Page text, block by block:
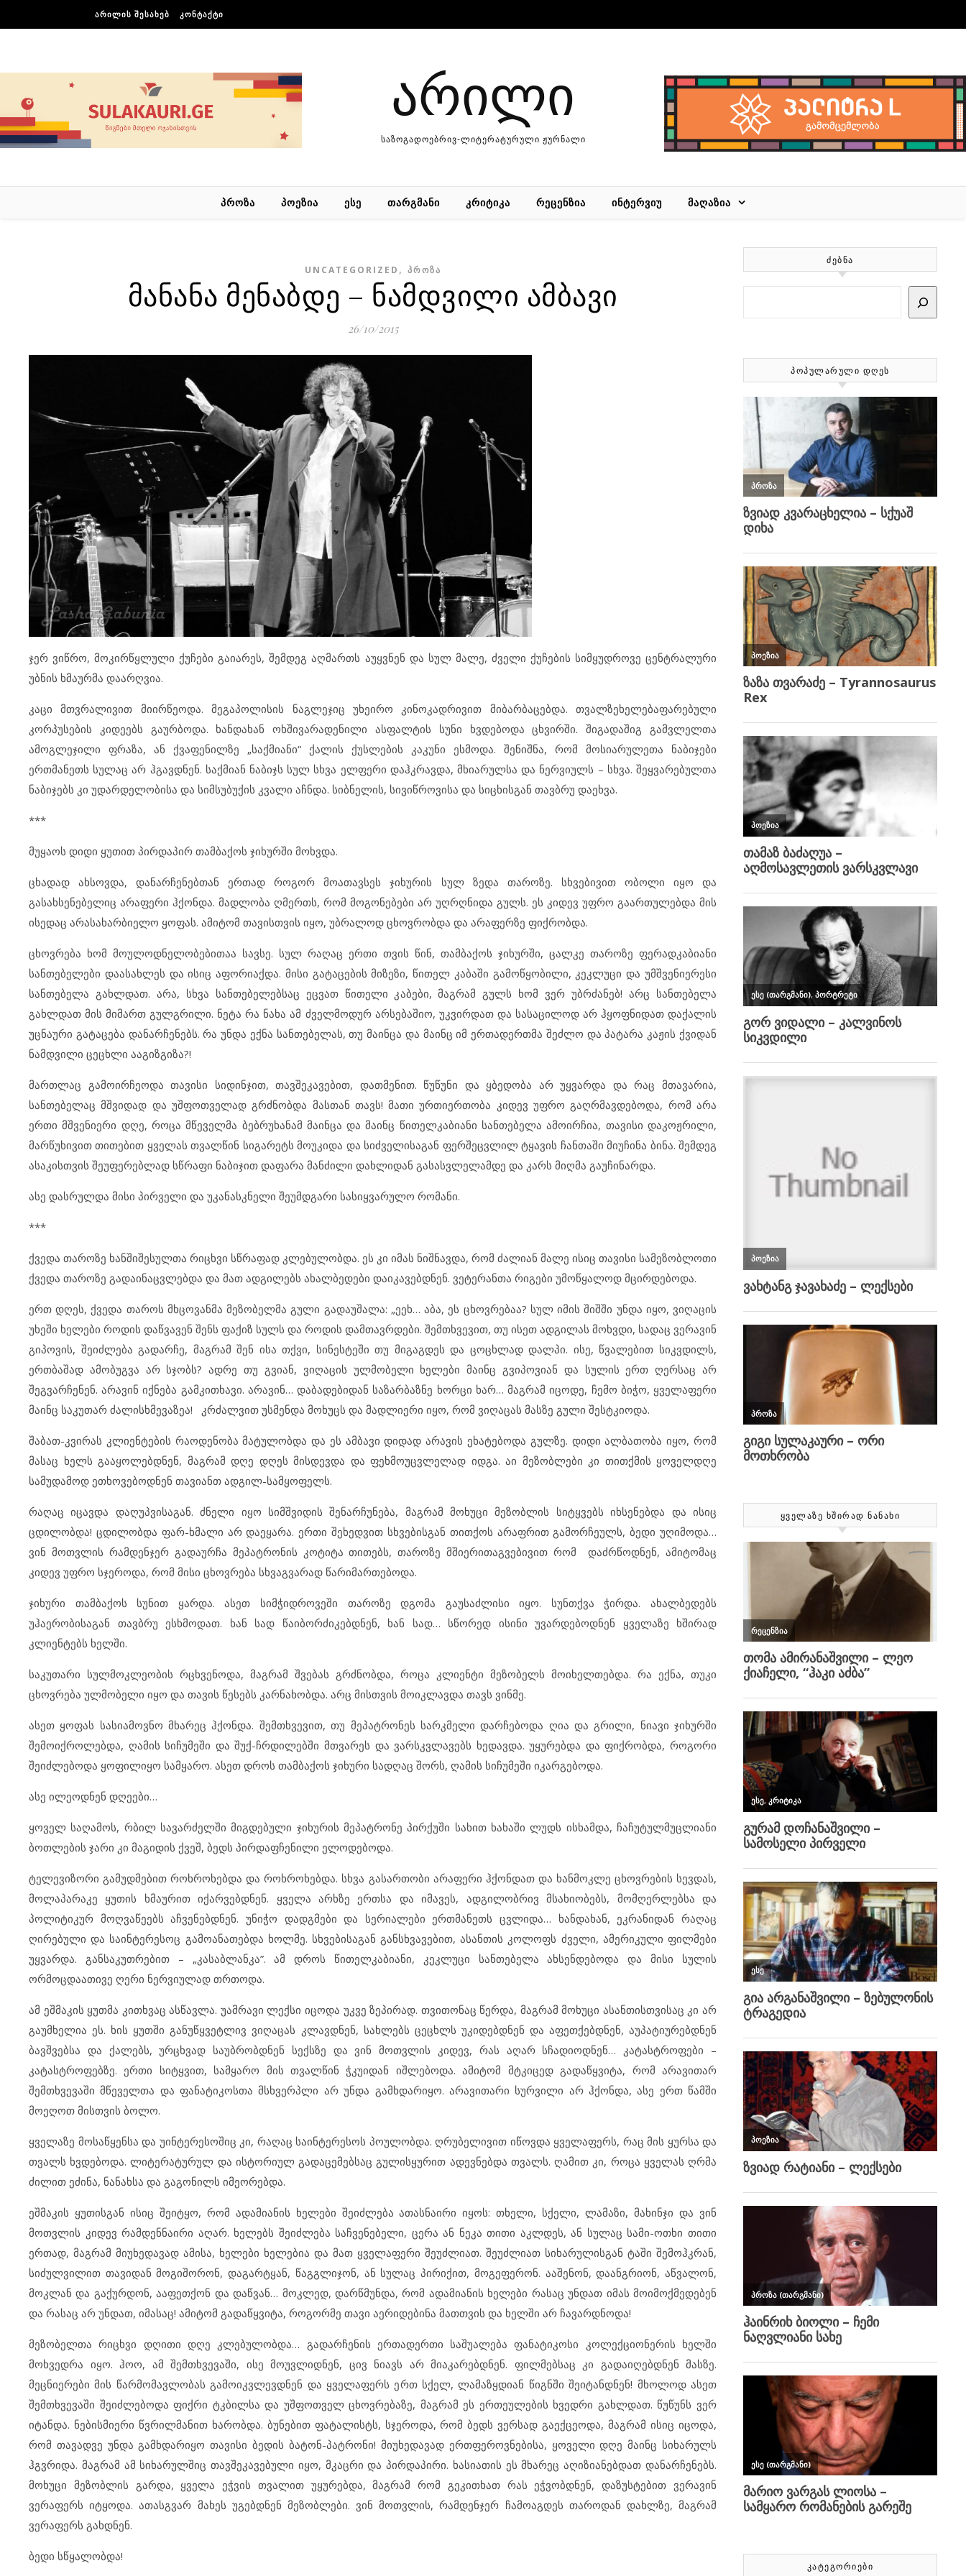
ᲐᲠᲘᲚᲘᲡ ᲨᲔᲡᲐᲮᲔᲑ ᲙᲝᲜᲢᲐᲥᲢᲘ
არილი
საზოგადოებრივ-ლიტერატურული ჟურნალი
ᲞᲠᲝᲖᲐ ᲞᲝᲔᲖᲘᲐ ᲔᲡᲔ ᲗᲐᲠᲒᲛᲐᲜᲘ ᲙᲠᲘᲢᲘᲙᲐ ᲠᲔᲪᲔᲜᲖᲘᲐ ᲘᲜᲢᲔᲠᲕᲘᲣ ᲛᲐᲦᲐᲖᲘᲐ
UNCATEGORIZED , ᲞᲠᲝᲖᲐ
მანანა მენაბდე – ნამდვილი ამბავი
26/10/2015
ჯერ ვიწრო, მოკირწყლული ქუჩები გაიარეს, შემდეგ აღმართს აუყვნენ და სულ მალე, ძველი ქუჩების სიმყუდროვე ცენტრალური
უბნის ხმაურმა დაარღვია.
კაცი მთვრალივით მიირწეოდა. მეგაპოლისის ნაგლეჯიც უხეირო კინოკადრივით მიბარბაცებდა. თვალზეხელებაფარებული
კორპუსების კიდეებს გაურბოდა. ხანდახან ოხშივარადენილი ასფალტის სუნი ხვდებოდა ცხვირში. შიგადაშიგ გამვლელთა
ამოგლეჯილი ფრაზა, ან ქვაფენილზე „საქმიანი“ ქალის ქუსლების კაკუნი ესმოდა. შენიშნა, რომ მოსიარულეთა ნაბიჯები
ერთმანეთს სულაც არ ჰგავდნენ. საქმიან ნაბიჯს სულ სხვა ელფერი დაჰკრავდა, მხიარულსა და ნერვიულს – სხვა. შეყვარებულთა
ნაბიჯებს კი უდარდელობისა და სიმსუბუქის კვალი აჩნდა. სიბნელის, სივიწროვისა და სიცხისგან თავბრუ დაეხვა.
***
მუყაოს დიდი ყუთით პირდაპირ თამბაქოს ჯიხურში მოხვდა.
ცხადად ახსოვდა, დანარჩენებთან ერთად როგორ მოათავსეს ჯიხურის სულ ზედა თაროზე. სხვებივით ობოლი იყო და
გასახსენებელიც არაფერი ჰქონდა. მადლობა ღმერთს, რომ მოგონებები არ უღრღნიდა გულს. ეს კიდევ უფრო გაართულებდა მის
ისედაც არასახარბიელო ყოფას. ამიტომ თავისთვის იყო, უბრალოდ ცხოვრობდა და არაფერზე ფიქრობდა.
ცხოვრება ხომ მოულოდნელობებითაა სავსე. სულ რაღაც ერთი თვის წინ, თამბაქოს ჯიხურში, ცალკე თაროზე ფერადკაბიანი
სანთებელები დაასახლეს და ისიც აფორიაქდა. მისი გატაცების მიზეზი, წითელ კაბაში გამოწყობილი, კეკლუცი და უმშვენიერესი
სანთებელა გახლდათ. არა, სხვა სანთებელებსაც ეცვათ წითელი კაბები, მაგრამ გულს ხომ ვერ უბრძანებ! არც სანთებელა
გახლდათ მის მიმართ გულგრილი. ნეტა რა ნახა ამ ძველმოდურ არსებაშიო, უკვირდათ და სასაცილოდ არ ჰყოფნიდათ დაქალის
უცნაური გატაცება დანარჩენებს. რა უნდა ექნა სანთებელას, თუ მაინცა და მაინც იმ ერთადერთმა შეძლო და პატარა კაჟის ქვიდან
ნამდვილი ცეცხლი ააგიზგიზა?!
მართლაც გამოირჩეოდა თავისი სიდინჯით, თავშეკავებით, დათმენით. წუწუნი და ყბედობა არ უყვარდა და რაც მთავარია,
სანთებელაც მშვიდად და უშფოთველად გრძნობდა მასთან თავს! მათი ურთიერთობა კიდევ უფრო გაღრმავდებოდა, რომ არა
ერთი მშვენიერი დღე, როცა მწეველმა ბებრუხანამ მაინცა და მაინც წითელკაბიანი სანთებელა ამოირჩია, თავისი დაკოჟრილი,
მარწუხივით თითებით ყველას თვალწინ სიგარეტს მოუკიდა და სიძველისაგან ფერშეცვლილ ტყავის ჩანთაში მიუჩინა ბინა. შემდეგ
ასაკისთვის შეუფერებლად სწრაფი ნაბიჯით დაფარა მანძილი დახლიდან გასასვლელამდე და კარს მიღმა გაუჩინარდა.
ასე დასრულდა მისი პირველი და უკანასკნელი შეუმდგარი სასიყვარულო რომანი.
***
ქვედა თაროზე ხანშიშესულთა რიცხვი სწრაფად კლებულობდა. ეს კი იმას ნიშნავდა, რომ ძალიან მალე ისიც თავისი სამეზობლოთი
ქვედა თაროზე გადაინაცვლებდა და მათ ადგილებს ახალბედები დაიკავებდნენ. ვეტერანთა რიგები უმოწყალოდ მცირდებოდა.
ერთ დღეს, ქვედა თაროს მხცოვანმა მეზობელმა გული გადაუშალა: „ეეხ… აბა, ეს ცხოვრებაა? სულ იმის შიშში უნდა იყო, ვიღაცის
უხეში ხელები როდის დაწვავენ შენს ფაქიზ სულს და როდის დამთავრდები. შემთხვევით, თუ ისეთ ადგილას მოხვდი, სადაც ვერავინ
გიპოვის, შეიძლება გადარჩე, მაგრამ შენ ისა თქვი, სინესტეში თუ მიგაგდეს და ცოცხლად დალპი. ისე, წვალებით სიკვდილს,
ერთბაშად ამობუგვა არ სჯობს? ადრე თუ გვიან, ვიღაცის ულმობელი ხელები მაინც გვიპოვიან და სულის ერთ ღერსაც არ
შეგვარჩენენ. არავინ იქნება გამკითხავი. არავინ… დაბადებიდან საზარბაზნე ხორცი ხარ… მაგრამ იცოდე, ჩემო ბიჭო, ყველაფერი
მაინც საკუთარ ძალისხმევაზეა! კრძალვით უსმენდა მოხუცს და მადლიერი იყო, რომ ვიღაცას მასზე გული შესტკიოდა.
შაბათ-კვირას კლიენტების რაოდენობა მატულობდა და ეს ამბავი დიდად არავის ეხატებოდა გულზე. დიდი ალბათობა იყო, რომ
მასაც ხელს გააყოლებდნენ, მაგრამ დღე დღეს მისდევდა და ფეხმოუცვლელად იდგა. აი მეზობლები კი თითქმის ყოველდღე
სამუდამოდ ეთხოვებოდნენ თავიანთ ადგილ-სამყოფელს.
რაღაც იცავდა დაღუპვისაგან. ძნელი იყო სიმშვიდის შენარჩუნება, მაგრამ მოხუცი მეზობლის სიტყვებს იხსენებდა და ისიც
ცდილობდა! ცდილობდა ფარ-ხმალი არ დაეყარა. ერთი შეხედვით სხვებისგან თითქოს არაფრით გამორჩეულს, ბედი უღიმოდა…
ვინ მოთვლის რამდენჯერ გადაურჩა მეპატრონის კოტიტა თითებს, თაროზე მშიერითაგვებივით რომ დაძრწოდნენ, ამიტომაც
კიდევ უფრო სჯეროდა, რომ მისი ცხოვრება სხვაგვარად წარიმართებოდა.
ჯიხური თამბაქოს სუნით ყარდა. ასეთ სიმჭიდროვეში თაროზე დგომა გაუსაძლისი იყო. სუნთქვა ჭირდა. ახალბედებს
უჰაერობისაგან თავბრუ ესხმოდათ. ხან სად წაიბორძიკებდნენ, ხან სად… სწორედ ისინი უვარდებოდნენ ყველაზე ხშირად
კლიენტებს ხელში.
საკუთარი სულმოკლეობის რცხვენოდა, მაგრამ შვებას გრძნობდა, როცა კლიენტი მეზობელს მოიხელთებდა. რა ექნა, თუკი
ცხოვრება ულმობელი იყო და თავის წესებს კარნახობდა. არც მისთვის მოიკლავდა თავს ვინმე.
ასეთ ყოფას სასიამოვნო მხარეც ჰქონდა. შემთხვევით, თუ მეპატრონეს სარკმელი დარჩებოდა ღია და გრილი, ნიავი ჯიხურში
შემოიქროლებდა, ღამის სიჩუმეში და შუქ-ჩრდილებში მთვარეს და ვარსკვლავებს ხედავდა. უყურებდა და ფიქრობდა, როგორი
შეიძლებოდა ყოფილიყო სამყარო. ასეთ დროს თამბაქოს ჯიხური სადღაც შორს, ღამის სიჩუმეში იკარგებოდა.
ასე ილეოდნენ დღეები…
ყოველ საღამოს, რბილ სავარძელში მიგდებული ჯიხურის მეპატრონე პირქუში სახით ხახაში ლუდს ისხამდა, ჩაჩუტულმუცლიანი
ბოთლების ჯარი კი მაგიდის ქვეშ, ბედს პირდაფჩენილი ელოდებოდა.
ტელევიზორი გამუდმებით როხროხებდა და როხროხებდა. სხვა გასართობი არაფერი ჰქონდათ და ხანმოკლე ცხოვრების სევდას,
მოლაპარაკე ყუთის ხმაურით იქარვებდნენ. ყველა არხზე ერთსა და იმავეს, ადგილობრივ მსახიობებს, მომღერლებსა და
პოლიტიკურ მოღვაწეებს აჩვენებდნენ. უნიჭო დადგმები და სერიალები ერთმანეთს ცვლიდა… ხანდახან, ეკრანიდან რაღაც
ღირებული და საინტერესოც გამოანათებდა ხოლმე. სხვებისაგან განსხვავებით, ასანთის კოლოფს ძველი, ამერიკული ფილმები
უყვარდა. განსაკუთრებით – „კასაბლანკა”. ამ დროს წითელკაბიანი, კეკლუცი სანთებელა ახსენდებოდა და მისი სულის
ორმოცდაათივე ღერი ნერვიულად თრთოდა.
ამ ეშმაკის ყუთმა კითხვაც ასწავლა. უამრავი ლექსი იცოდა უკვე ზეპირად. თვითონაც წერდა, მაგრამ მოხუცი ასანთისთვისაც კი არ
გაუმხელია ეს. ხის ყუთში განუწყვეტლივ ვიღაცას კლავდნენ, სახლებს ცეცხლს უკიდებდნენ და აფეთქებდნენ, აუპატიურებდნენ
ბავშვებსა და ქალებს, ურცხვად საუბრობდნენ სექსზე და ვინ მოთვლის კიდევ, რას აღარ სჩადიოდნენ… კატასტროფები –
კატასტროფებზე. ერთი სიტყვით, სამყარო მის თვალწინ ჭკუიდან იშლებოდა. ამიტომ მტკიცედ გადაწყვიტა, რომ არავითარ
შემთხვევაში მწეველთა და ფანატიკოსთა მსხვერპლი არ უნდა გამხდარიყო. არავითარი სურვილი არ ჰქონდა, ასე ერთ წამში
მოეღოთ მისთვის ბოლო.
ყველაზე მოსაწყენსა და უინტერესოშიც კი, რაღაც საინტერესოს პოულობდა. ღრუბელივით იწოვდა ყველაფერს, რაც მის ყურსა და
თვალს ხვდებოდა. ლიტერატურულ და ისტორიულ გადაცემებსაც გულისყურით ადევნებდა თვალს. ღამით კი, როცა ყველას ღრმა
ძილით ეძინა, ნანახსა და გაგონილს იმეორებდა.
ეშმაკის ყუთისგან ისიც შეიტყო, რომ ადამიანის ხელები შეიძლება ათასნაირი იყოს: თხელი, სქელი, ლამაზი, მახინჯი და ვინ
მოთვლის კიდევ რამდენნაირი აღარ. ხელებს შეიძლება საჩვენებელი, ცერა ან ნეკა თითი აკლდეს, ან სულაც სამი-ოთხი თითი
ერთად, მაგრამ მიუხედავად ამისა, ხელები ხელებია და მათ ყველაფერი შეუძლიათ. შეუძლიათ სიხარულისგან ტაში შემოჰკრან,
სიძულვილით თავიდან მოგიშორონ, დაგარტყან, წაგგლიჯონ, ან სულაც პირიქით, მოგეფერონ. ააშენონ, დაანგრიონ, აწვალონ,
მოკლან და გაქურდონ, ააფეთქონ და დაწვან… მოკლედ, დარწმუნდა, რომ ადამიანის ხელები რასაც უნდათ იმას მოიმოქმედებენ
და რასაც არ უნდათ, იმასაც! ამიტომ გადაწყვიტა, როგორმე თავი აერიდებინა მათთვის და ხელში არ ჩავარდნოდა!
მეზობელთა რიცხვი დღითი დღე კლებულობდა… გადარჩენის ერთადერთი საშუალება ფანატიკოსი კოლექციონერის ხელში
მოხვედრა იყო. ჰოო, ამ შემთხვევაში, ისე მოუვლიდნენ, ცივ ნიავს არ მიაკარებდნენ. ფილმებსაც კი გადაიღებდნენ მასზე.
მეცნიერები მის წარმომავლობას გამოიკვლევდნენ და ყველაფერს ერთ სქელ, ლამაზყდიან წიგნში შეიტანდნენ! მხოლოდ ასეთ
შემთხვევაში შეიძლებოდა ფიქრი ტკბილსა და უშფოთველ ცხოვრებაზე, მაგრამ ეს ერთეულების ხვედრი გახლდათ. წუწუნს ვერ
იტანდა. ნებისმიერი წვრილმანით ხარობდა. ბუნებით ფატალისტს, სჯეროდა, რომ ბედს ვერსად გაექცეოდა, მაგრამ ისიც იცოდა,
რომ თავადვე უნდა გამხდარიყო თავისი ბედის ბატონ-პატრონი! მიუხედავად ერთფეროვნებისა, ყოველი დღე მაინც სიხარულს
ჰგვრიდა. მაგრამ ამ სიხარულშიც თავშეკავებული იყო, მკაცრი და პირდაპირი. ხასიათის ეს მხარეც აღიზიანებდათ დანარჩენებს.
მოხუცი მეზობლის გარდა, ყველა ეჭვის თვალით უყურებდა, მაგრამ რომ გეკითხათ რას ეჭვობდნენ, დაზუსტებით ვერავინ
ვერაფერს იტყოდა. ათასგვარ მახეს უგებდნენ მეზობლები. ვინ მოთვლის, რამდენჯერ ჩამოაგდეს თაროდან დახლზე, მაგრამ
ვერაფერს გახდნენ.
ბედი სწყალობდა!
ᲫᲔᲑᲜᲐ
ᲞᲝᲞᲣᲚᲐᲠᲣᲚᲘ ᲓᲦᲔᲡ
ᲧᲕᲔᲚᲐᲖᲔ ᲮᲨᲘᲠᲐᲓ ᲜᲐᲜᲐᲮᲘ
ᲙᲐᲢᲔᲒᲝᲠᲘᲔᲑᲘ